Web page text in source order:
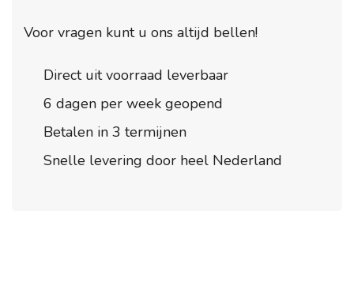
Voor vragen kunt u ons altijd bellen!
Direct uit voorraad leverbaar
6 dagen per week geopend
Betalen in 3 termijnen
Snelle levering door heel Nederland